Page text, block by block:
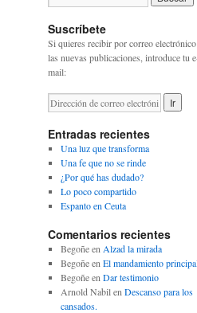
Suscríbete
Si quieres recibir por correo electrónico
las nuevas publicaciones, introduce tu
mail:
Entradas recientes
Una luz que transforma
Una fe que no se rinde
¿Por qué has dudado?
Lo poco compartido
Espanto en Ceuta
Comentarios recientes
Begoñeen Alzad la mirada
Begoñeen El mandamiento
Begoñeen Dar testimonio
Arnold Nabilen Descanso para los
cansados.